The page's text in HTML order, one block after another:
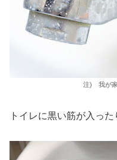
注) 我が家
トイレに黒い筋が入った